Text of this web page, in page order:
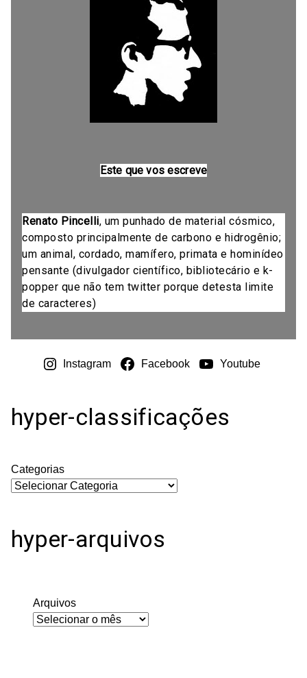
Este que vos escreve
Renato Pincelli, um punhado de material cósmico,
composto principalmente de carbono e hidrogênio;
um animal, cordado, mamífero, primata e hominídeo
pensante (divulgador científico, bibliotecário e k-
popper que não tem twitter porque detesta limite
de caracteres)
Instagram Facebook Youtube
hyper-classificações
Categorias
hyper-arquivos
Arquivos